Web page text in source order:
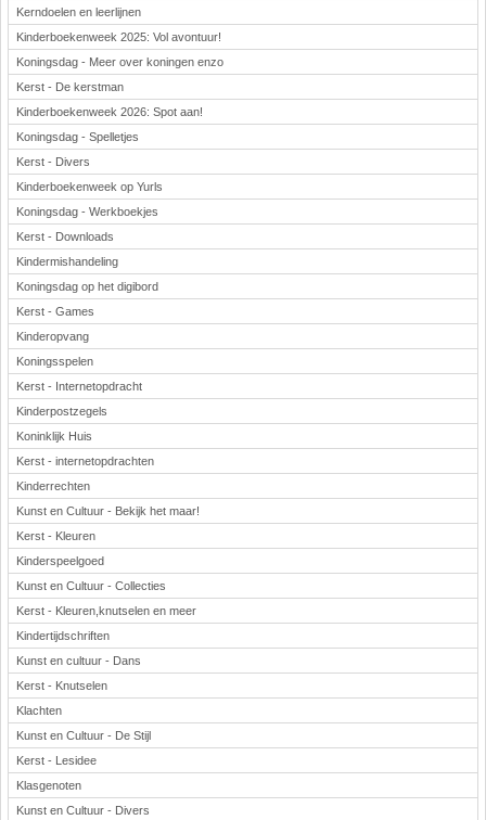
Kerndoelen en leerlijnen
Kinderboekenweek 2025: Vol avontuur!
Koningsdag - Meer over koningen enzo
Kerst - De kerstman
Kinderboekenweek 2026: Spot aan!
Koningsdag - Spelletjes
Kerst - Divers
Kinderboekenweek op Yurls
Koningsdag - Werkboekjes
Kerst - Downloads
Kindermishandeling
Koningsdag op het digibord
Kerst - Games
Kinderopvang
Koningsspelen
Kerst - Internetopdracht
Kinderpostzegels
Koninklijk Huis
Kerst - internetopdrachten
Kinderrechten
Kunst en Cultuur - Bekijk het maar!
Kerst - Kleuren
Kinderspeelgoed
Kunst en Cultuur - Collecties
Kerst - Kleuren,knutselen en meer
Kindertijdschriften
Kunst en cultuur - Dans
Kerst - Knutselen
Klachten
Kunst en Cultuur - De Stijl
Kerst - Lesidee
Klasgenoten
Kunst en Cultuur - Divers